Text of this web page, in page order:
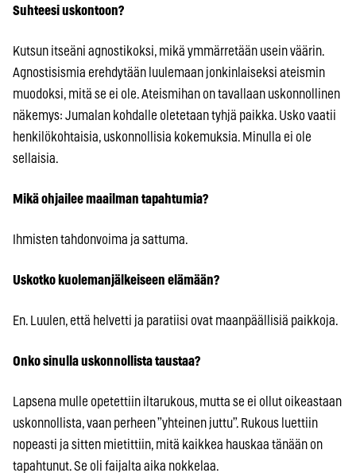
Suhteesi uskontoon?
Kutsun itseäni agnostikoksi, mikä ymmärretään usein väärin.
Agnostisismia erehdytään luulemaan jonkinlaiseksi ateismin
muodoksi, mitä se ei ole. Ateismihan on tavallaan uskonnollinen
näkemys: Jumalan kohdalle oletetaan tyhjä paikka. Usko vaatii
henkilökohtaisia, uskonnollisia kokemuksia. Minulla ei ole
sellaisia.
Mikä ohjailee maailman tapahtumia?
Ihmisten tahdonvoima ja sattuma.
Uskotko kuolemanjälkeiseen elämään?
En. Luulen, että helvetti ja paratiisi ovat maanpäällisiä paikkoja.
Onko sinulla uskonnollista taustaa?
Lapsena mulle opetettiin iltarukous, mutta se ei ollut oikeastaan
uskonnollista, vaan perheen ”yhteinen juttu”. Rukous luettiin
nopeasti ja sitten mietittiin, mitä kaikkea hauskaa tänään on
tapahtunut. Se oli faijalta aika nokkelaa.